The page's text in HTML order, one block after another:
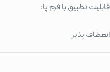
قابلیت تطبیق با فرم پا:
انعطاف پذیر